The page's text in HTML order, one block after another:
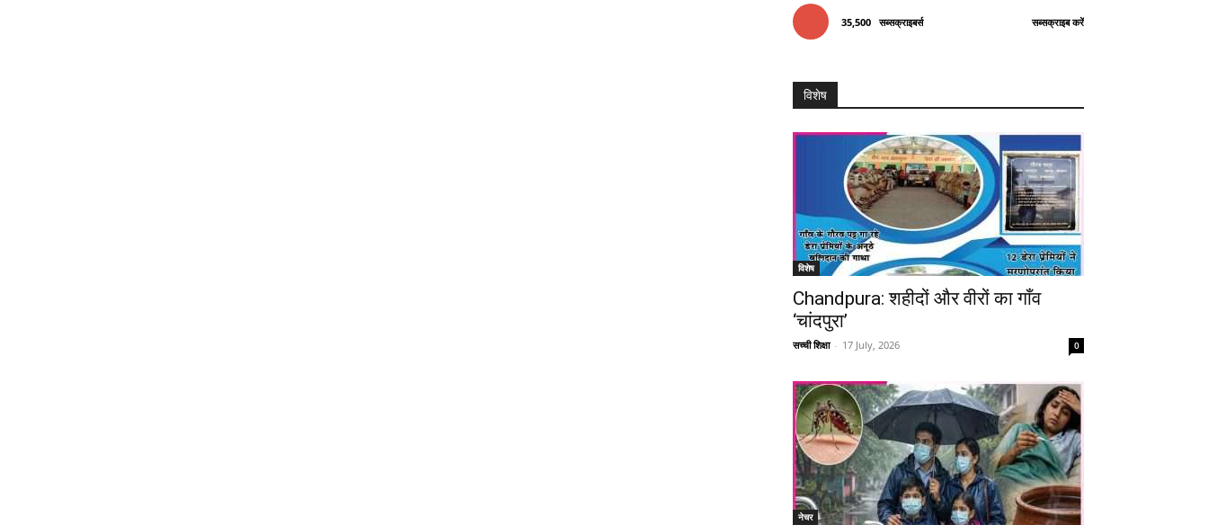
35,500 सब्सक्राइबर्स सब्सक्राइब करें
विशेष
विशेष
Chandpura: शहीदों और वीरों का गाँव
‘चांदपुरा’
सच्ची शिक्षा - 17 July, 2026 0
नेचर